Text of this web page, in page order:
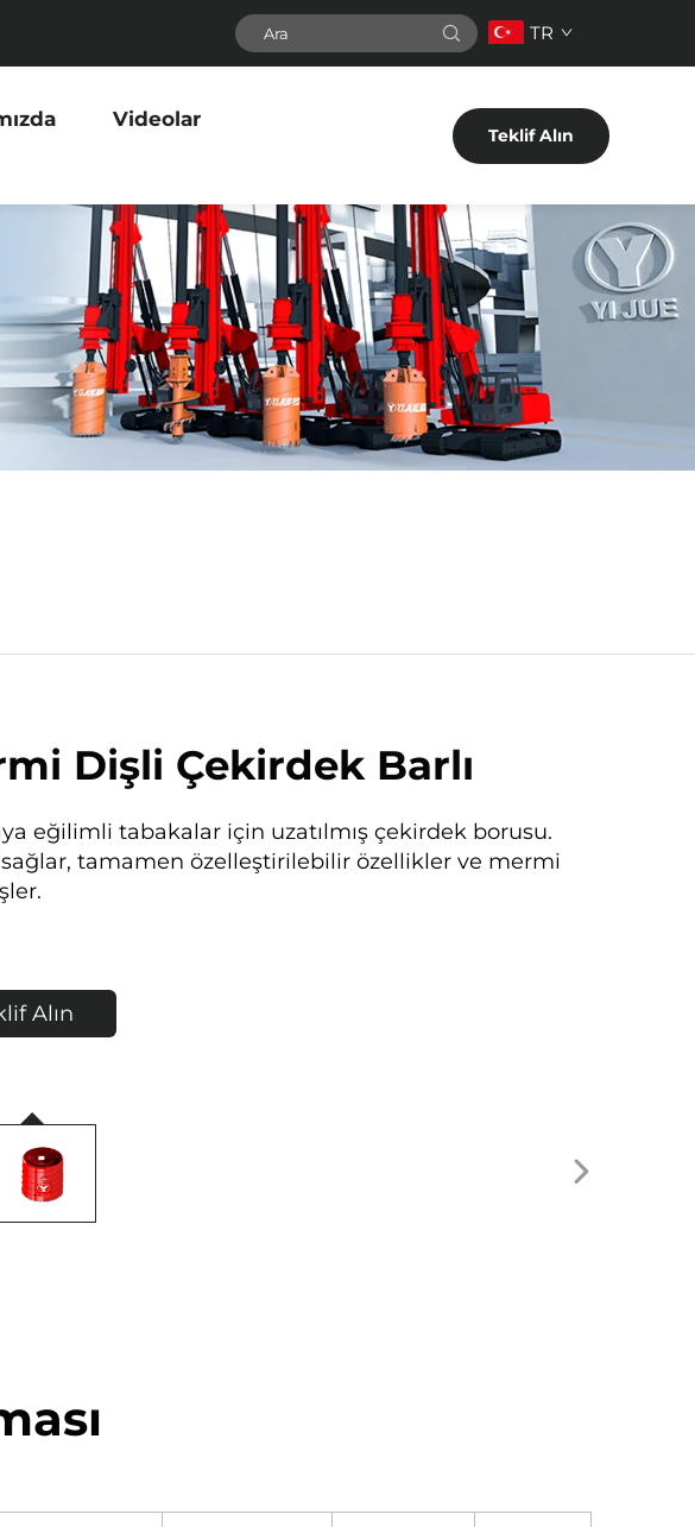
TR
Videolar
Teklif Alın
Dişli Çekirdek Barlı
eğilimli tabakalar için uzatılmış çekirdek borusu.
tamamen özelleştirilebilir özellikler ve mermi
Alın